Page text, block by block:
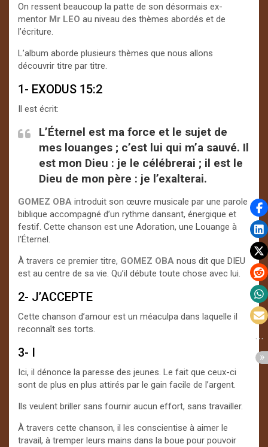
On ressent beaucoup la patte de son désormais ex-
mentor Mr LEO au niveau des thèmes abordés et de
l’écriture.
L’album aborde plusieurs thèmes que nous allons
découvrir titre par titre.
1- EXODUS 15:2
Il est écrit:
L’Éternel est ma force et le sujet de
mes louanges ; c’est lui qui m’a sauvé. Il
est mon Dieu : je le célébrerai ; il est le
Dieu de mon père : je l’exalterai.
GOMEZ OBA introduit son œuvre musicale par une parole
biblique accompagné d’un rythme dansant, énergique et
festif. Cette chanson est une Adoration, une Louange à
l’Éternel.
À travers ce premier titre, GOMEZ OBA nous dit que DIEU
est au centre de sa vie. Qu’il débute toute chose avec lui.
2- J’ACCEPTE
Cette chanson d’amour est un méaculpa dans laquelle il
reconnaît ses torts.
3- I
Ici, il dénonce la paresse des jeunes. Le fait que ceux-ci
sont de plus en plus attirés par le gain facile de l’argent.
Ils veulent briller sans fournir aucun effort, sans travailler.
À travers cette chanson, il les conscientise à aimer le
travail, à tremper leurs mains dans la boue pour pouvoir